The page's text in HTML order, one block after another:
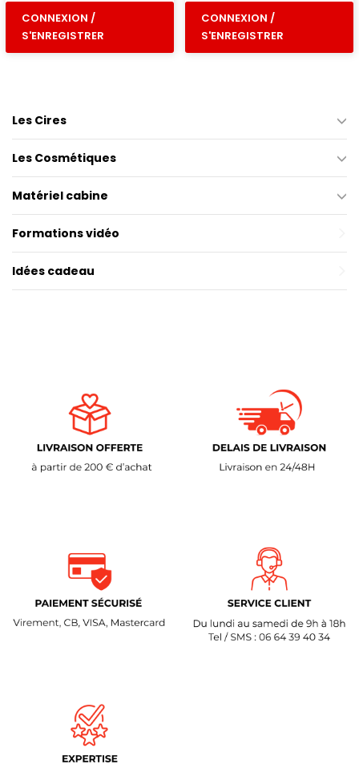
CONNEXION /
S'ENREGISTRER
CONNEXION /
S'ENREGISTRER
Les Cires
Les Cosmétiques
Matériel cabine
Formations vidéo
Idées cadeau